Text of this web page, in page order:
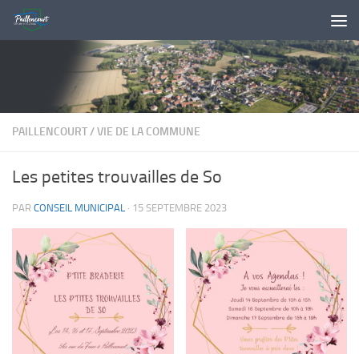
Skip to content
PAILLENCOURT/VIE DE LA COMMUNE
Les petites trouvailles de So
PAR CONSEIL MUNICIPAL · 15 SEPTEMBRE 2023